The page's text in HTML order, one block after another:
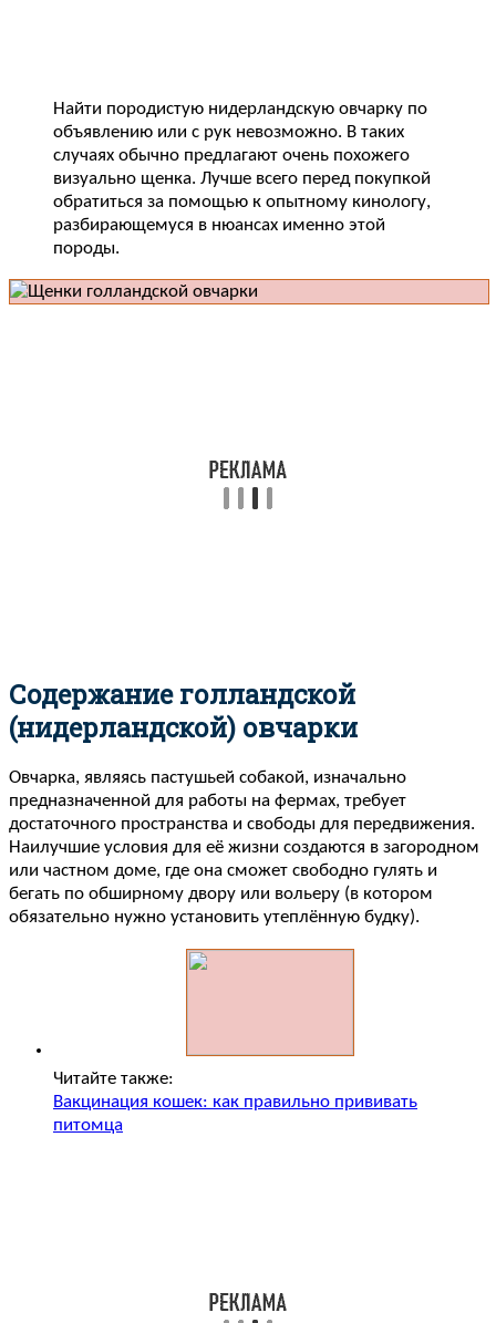
Найти породистую нидерландскую овчарку по
объявлению или с рук невозможно. В таких
случаях обычно предлагают очень похожего
визуально щенка. Лучше всего перед покупкой
обратиться за помощью к опытному кинологу,
разбирающемуся в нюансах именно этой
породы.
Содержание голландской
(нидерландской) овчарки
Овчарка, являясь пастушьей собакой, изначально
предназначенной для работы на фермах, требует
достаточного пространства и свободы для передвижения.
Наилучшие условия для её жизни создаются в загородном
или частном доме, где она сможет свободно гулять и
бегать по обширному двору или вольеру (в котором
обязательно нужно установить утеплённую будку).
Читайте также:
Вакцинация кошек: как правильно прививать
питомца